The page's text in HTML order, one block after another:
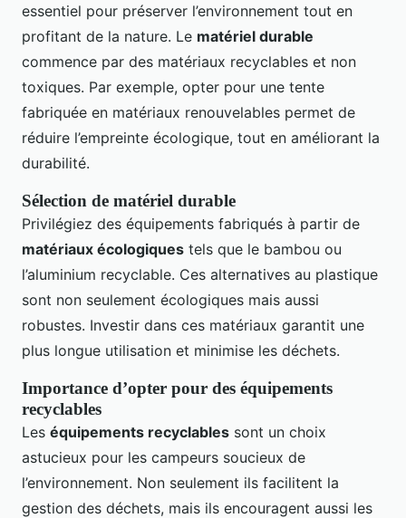
essentiel pour préserver l’environnement tout en
profitant de la nature. Le matériel durable
commence par des matériaux recyclables et non
toxiques. Par exemple, opter pour une tente
fabriquée en matériaux renouvelables permet de
réduire l’empreinte écologique, tout en améliorant la
durabilité.
Sélection de matériel durable
Privilégiez des équipements fabriqués à partir de
matériaux écologiques tels que le bambou ou
l’aluminium recyclable. Ces alternatives au plastique
sont non seulement écologiques mais aussi
robustes. Investir dans ces matériaux garantit une
plus longue utilisation et minimise les déchets.
Importance d’opter pour des équipements
recyclables
Les équipements recyclables sont un choix
astucieux pour les campeurs soucieux de
l’environnement. Non seulement ils facilitent la
gestion des déchets, mais ils encouragent aussi les